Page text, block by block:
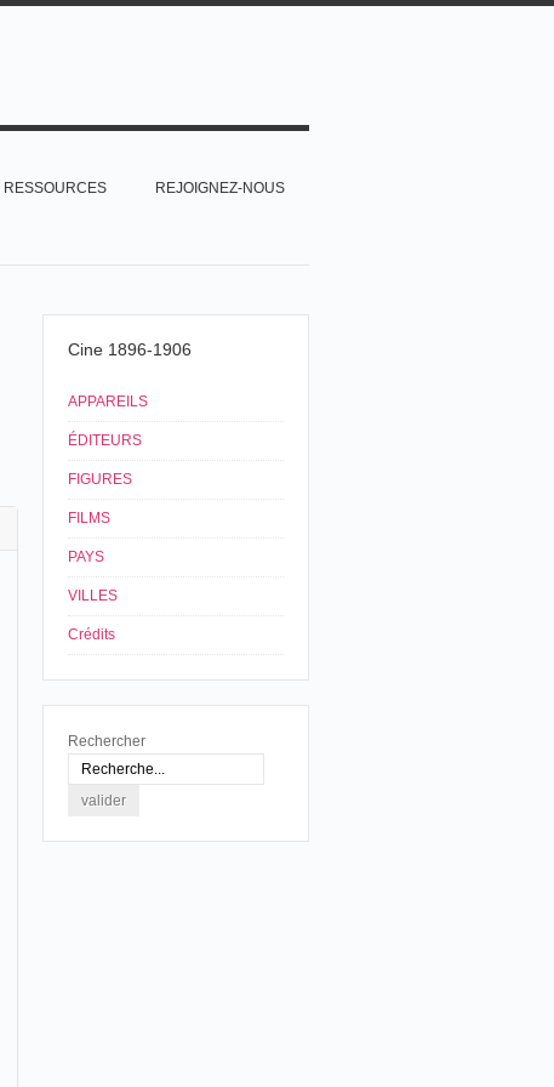
RESSOURCES REJOIGNEZ-NOUS
Cine 1896-1906
APPAREILS
ÉDITEURS
FIGURES
FILMS
PAYS
VILLES
Crédits
Rechercher